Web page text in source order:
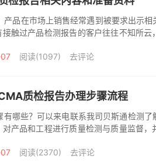
产品在市场上销售经常遇到被要求出示相
触过产品检测报告的客户往往不知所云
阅读(1097) 去评论
质检报告办理步骤流程
有哪些？可以来电联系我司贝斯通检测了
产品和工程进行质量检测与质量监督，
阅读(2370) 去评论